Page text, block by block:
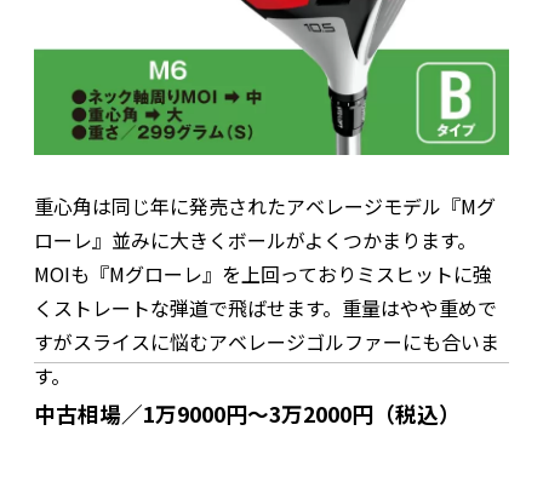
重心角は同じ年に発売されたアベレージモデル『Mグ
ローレ』並みに大きくボールがよくつかまります。
MOIも『Mグローレ』を上回っておりミスヒットに強
くストレートな弾道で飛ばせます。重量はやや重めで
すがスライスに悩むアベレージゴルファーにも合いま
す。
中古相場／1万9000円～3万2000円（税込）